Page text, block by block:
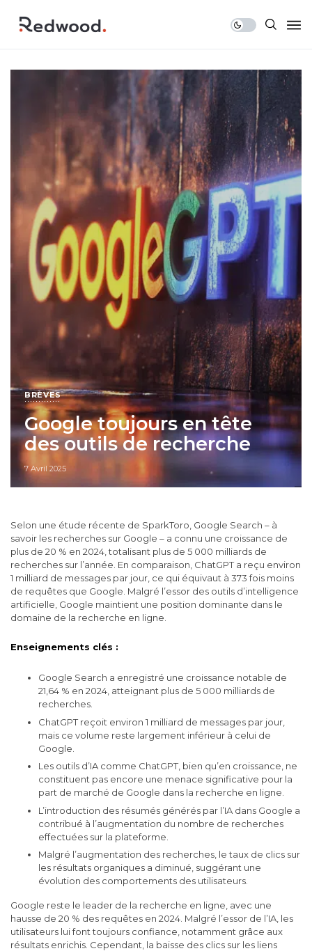
BRÈVES
Google toujours en tête
des outils de recherche
7 Avril 2025
Selon une étude récente de SparkToro, Google Search – à
savoir les recherches sur Google – a connu une croissance de
plus de 20 % en 2024, totalisant plus de 5 000 milliards de
recherches sur l’année. En comparaison, ChatGPT a reçu environ
1 milliard de messages par jour, ce qui équivaut à 373 fois moins
de requêtes que Google. Malgré l’essor des outils d’intelligence
artificielle, Google maintient une position dominante dans le
domaine de la recherche en ligne.
Enseignements clés :
Google Search a enregistré une croissance notable de
21,64 % en 2024, atteignant plus de 5 000 milliards de
recherches.
ChatGPT reçoit environ 1 milliard de messages par jour,
mais ce volume reste largement inférieur à celui de
Google.
Les outils d’IA comme ChatGPT, bien qu’en croissance, ne
constituent pas encore une menace significative pour la
part de marché de Google dans la recherche en ligne.
L’introduction des résumés générés par l’IA dans Google a
contribué à l’augmentation du nombre de recherches
effectuées sur la plateforme.
Malgré l’augmentation des recherches, le taux de clics sur
les résultats organiques a diminué, suggérant une
évolution des comportements des utilisateurs.
Google reste le leader de la recherche en ligne, avec une
hausse de 20 % des requêtes en 2024. Malgré l’essor de l’IA, les
utilisateurs lui font toujours confiance, notamment grâce aux
résultats enrichis. Cependant, la baisse des clics sur les liens